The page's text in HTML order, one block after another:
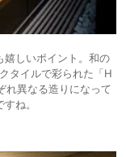
嬉しいポイント。和の
タイルで彩られた「H
れ異なる造りになって
ね。